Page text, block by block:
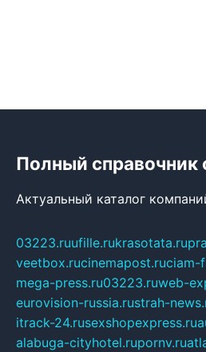
Полный справочник
Актуальный каталог
03223.ruufille.rukrasotata.ru
veetbox.rucinemapost.ruciam-
mega-press.ru03223.ruweb-
eurovision-russia.rustrah-
itrack-24.rusexshopexpress.ru
alabuga-cityhotel.rupornv.ru